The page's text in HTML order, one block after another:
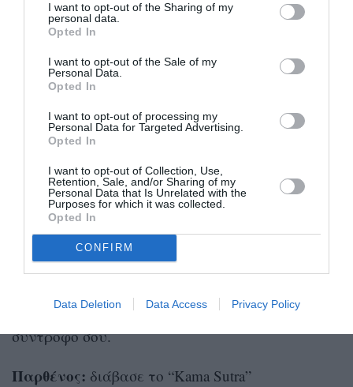
I want to opt-out of the Sharing of my
personal data.
Opted In
I want to opt-out of the Sale of my
Personal Data.
Opted In
I want to opt-out of processing my
Personal Data for Targeted Advertising.
Opted In
I want to opt-out of Collection, Use,
Retention, Sale, and/or Sharing of my
Personal Data that Is Unrelated with the
Purposes for which it was collected.
Opted In
CONFIRM
Data Deletion Data Access Privacy Policy
κάνει τον αγαπημένο σου να νιώθει όμορφα και
ως άτομο που λατρεύεις τη σωματική επαφή θα
λατρέψεις και να απλώσεις τα χέρια σου στο
κορμί του αγαπημένου σου.
Λέων: κάνε στριπτίζ
Ζεις για τα φώτα και όταν σου δίνεται η
ευκαιρία να δώσεις μια σέξι ερμηνεία για τον
αγαπημένο σου αυτό θα σε κάνει να λάμψεις
σαν αστέρι. Με λίγη ανεβαστική μουσική κι ένα
αστραφτερό κοστούμι θα χαρείς να δώσεις μια
δυνατή όταν αναπόφευκτα θα ξετρελάνεις τον
σύντροφο σου.
Παρθένος: διάβασε το “Kama Sutra”